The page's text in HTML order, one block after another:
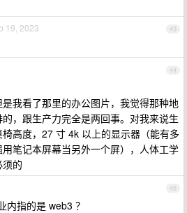
43
19, 2023
44
我看了那里的办公图片，我觉得那种地
，跟生产力完全是两回事。对我来说生
高度，27 寸 4k 以上的显示器（能有多
笔记本屏幕当另外一个屏），人体工学
的
45
内指的是 web3 ？